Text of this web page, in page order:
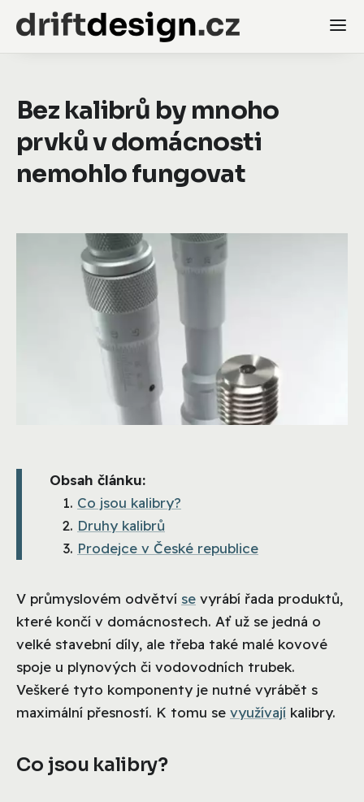
Bez kalibrů by mnoho
prvků v domácnosti
nemohlo fungovat
Obsah článku:
Co jsou kalibry?
Druhy kalibrů
Prodejce v České republice
V průmyslovém odvětví se vyrábí řada produktů,
které končí v domácnostech. Ať už se jedná o
velké stavební díly, ale třeba také malé kovové
spoje u plynových či vodovodních trubek.
Veškeré tyto komponenty je nutné vyrábět s
maximální přesností. K tomu se využívají kalibry.
Co jsou kalibry?